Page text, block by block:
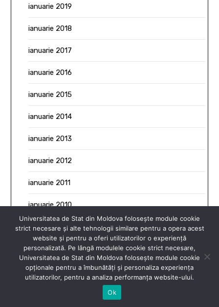
ianuarie 2019
ianuarie 2018
ianuarie 2017
ianuarie 2016
ianuarie 2015
ianuarie 2014
ianuarie 2013
ianuarie 2012
ianuarie 2011
ianuarie 2010
ianuarie 2009
ianuarie 2008
ianuarie 2007
Universitatea de Stat din Moldova folosește module cookie
strict necesare și alte tehnologii similare pentru a opera acest
website și pentru a oferi utilizatorilor o experiență
personalizată. Pe lângă modulele cookie strict necesare,
Universitatea de Stat din Moldova folosește module cookie
opționale pentru a îmbunătăți și personaliza experiența
utilizatorilor, pentru a analiza performanța website-ului.
Ok